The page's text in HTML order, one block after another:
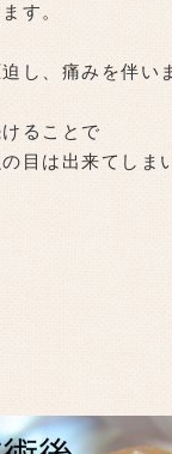
す。
し、痛みを伴い
ることで
目は出来てしま